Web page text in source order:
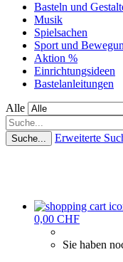
Basteln und
Musik
Spielsachen
Sport und
Aktion %
Einrichtungsideen
Bastelanleitungen
Alle
Suche... Erweiterte
0,00 CHF
Sie haben